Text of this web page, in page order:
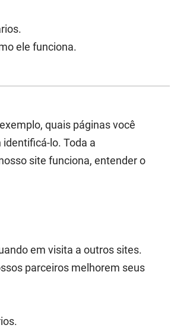
ele funciona.
quais páginas você
lo. Toda a
site funciona, entender o
em visita a outros sites.
parceiros melhorem seus